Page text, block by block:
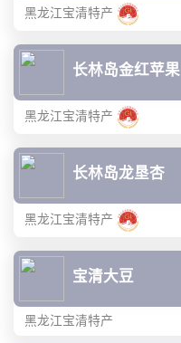
黑龙江宝清特产
长林岛金红苹果
黑龙江宝清特产
长林岛龙垦杏
黑龙江宝清特产
宝清大豆
黑龙江宝清特产